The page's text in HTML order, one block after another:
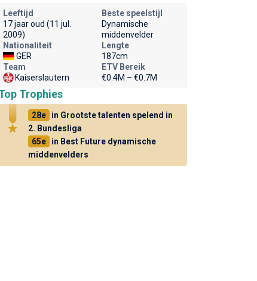
Leeftijd
17 jaar oud (11 jul.
2009)
Beste speelstijl
Dynamische
middenvelder
Nationaliteit
GER
Lengte
187cm
Team
Kaiserslautern
ETV Bereik
€0.4M – €0.7M
Trophies
28e
in Grootste talenten spelend in
2. Bundesliga
65e
in Best Future dynamische
middenvelders